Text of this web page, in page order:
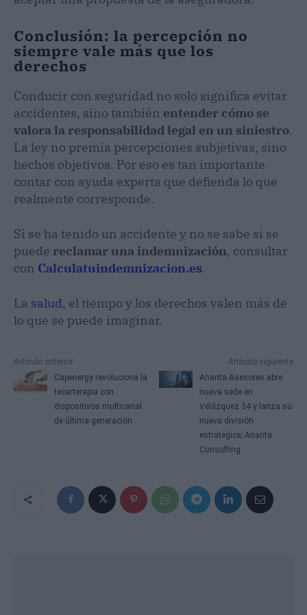
Conclusión: la percepción no
siempre vale más que los
derechos
Conducir con seguridad no solo significa evitar
accidentes, sino también entender cómo se
valora la responsabilidad legal en un siniestro.
La ley no premia percepciones subjetivas, sino
hechos objetivos. Por eso es tan importante
contar con ayuda experta que defienda lo que
realmente corresponde.
Si se ha tenido un accidente y no se sabe si se
puede reclamar una indemnización, consultar
con Calculatuindemnizacion.es.
La salud, el tiempo y los derechos valen más de
lo que se puede imaginar.
Artículo anterior
Capenergy revoluciona la
tecarterapia con
dispositivos multicanal
de última generación
Artículo siguiente
Ananta Asesores abre
nueva sede en
Velázquez 34 y lanza su
nueva división
estratégica; Ananta
Consulting